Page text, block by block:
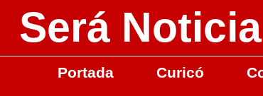
Será Noticia
Portada Curicó